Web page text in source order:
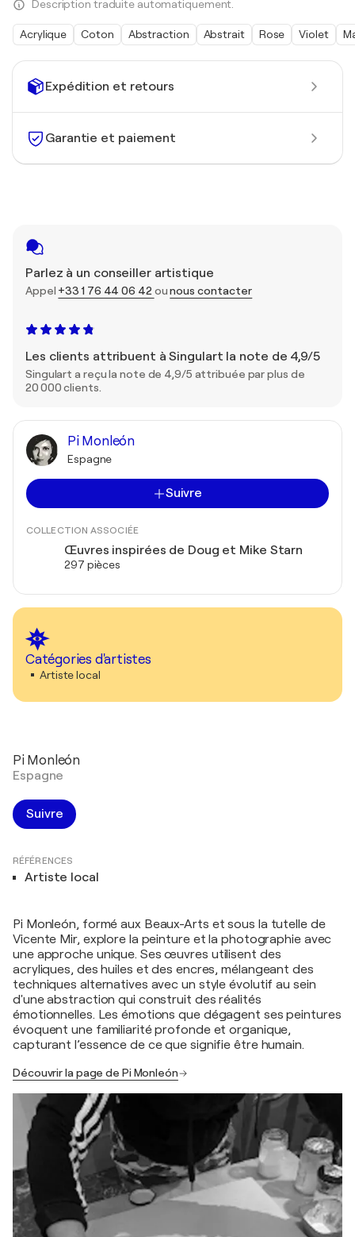
Expédition et retours
Garantie et paiement
Parlez à un conseiller artistique
Appel +33 1 76 44 06 42 ounous contacter
Les clients attribuent à Singulart la note de 4,9/5
Singulart a reçu la note de 4,9/5 attribuée par plus de
20 000 clients.
Pi Monleón
Espagne
Suivre
COLLECTION ASSOCIÉE
Œuvres inspirées de Doug et Mike Starn
297 pièces
Catégories d'artistes
Artiste local
Description traduite automatiquement.
Acrylique Coton Abstraction Abstrait Rose Violet
Pi Monleón
Espagne
Suivre
RÉFÉRENCES
Artiste local
Pi Monleón, formé aux Beaux-Arts et sous la tutelle de
Vicente Mir, explore la peinture et la photographie avec
une approche unique. Ses œuvres utilisent des
acryliques, des huiles et des encres, mélangeant des
techniques alternatives avec un style évolutif au sein
d'une abstraction qui construit des réalités
émotionnelles. Les émotions que dégagent ses peintures
évoquent une familiarité profonde et organique,
capturant l’essence de ce que signifie être humain.
Découvrir la page de Pi Monleón